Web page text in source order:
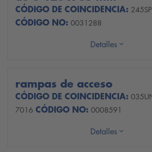
CÓDIGO DE COINCIDENCIA:
CÓDIGO NO: 0031288
Detalles
rampas de acceso
CÓDIGO DE COINCIDENCIA:
7016 CÓDIGO NO: 0008591
Detalles